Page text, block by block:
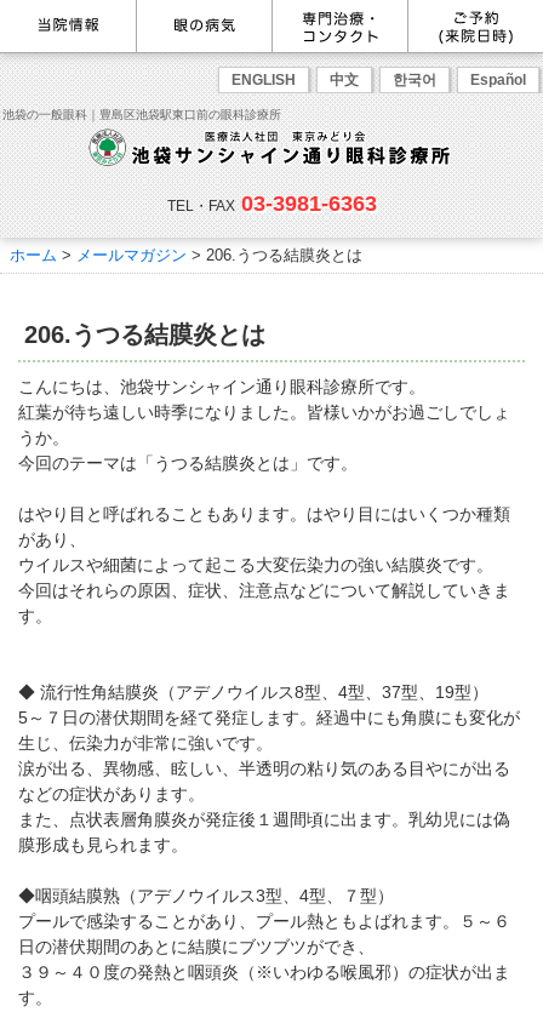
ENGLISH 中文 한국어 Español
池袋の一般眼科｜豊島区池袋駅東口前の眼科診療所
TEL・FAX 03-3981-6363
最新情報
感染症予防のための衛生環境整
備の取り組み
医師のご紹介
当院勤務医師のご紹介 ごあいさつ
院内の様子・設備
院内の様子 検査･治療･手術機器
診療のご案内・アクセス
アクセス
い
診察の流れ
リンク
よくある質問
診療報酬に関する院内掲示
メールマガジン
リクルート
パンフレットのダウンロード
眼の病気を調べる
病名から探す
症状から探す
目の構造から探す
主な眼科疾患
緑内障 網膜疾患
眼精疲労
ドライアイ
ものもらい
花粉症
白内障
アレルギー性結膜炎
コンタクトレンズ診
学校近視について
点眼液・眼軟膏について
眼科専門治療・特設ページ
緑内障専門治療ページ
角膜疾患専門治療ページ
ドライアイ専門治療ページ
網膜・硝子体専門治療ページ
黄斑疾患専門治療ページ
ぶどう膜炎専門治療ページ
白内障専門治療ページ
花粉症専門ページ
眼形成診療ページ
コンタクトレンズ診療
抗VEGF抗体療法
ボツリヌス療法
東口眼科医院)
コンタクトレンズ診療
コンタクトレンズの種類と特徴
しばらく眼科受診していない方
初めてコンタクトレンズを使う
コンタクトレンズトラブル
WEB予約(来院日時の設定)
一般眼科診療を予約
コンタクトレンズ診療を予約
緑内障専門治療を予約
角膜専門治療を予約
ドライアイ専門治療を予約
網膜・硝子体専門治療を予約
白内障専門治療を予約
白内障手術公開講座を予約
黄斑専門治療を予約
予約をキャンセルする
ご予約
ホーム > メールマガジン > 206.うつる結膜炎とは
206.うつる結膜炎とは
こんにちは、池袋サンシャイン通り眼科診療所です。
紅葉が待ち遠しい時季になりました。皆様いかがお過ごしでしょ
うか。
今回のテーマは「うつる結膜炎とは」です。
はやり目と呼ばれることもあります。はやり目にはいくつか種類
があり、
ウイルスや細菌によって起こる大変伝染力の強い結膜炎です。
今回はそれらの原因、症状、注意点などについて解説していきま
す。
◆ 流行性角結膜炎（アデノウイルス8型、4型、37型、19型）
5～７日の潜伏期間を経て発症します。経過中にも角膜にも変化が
生じ、伝染力が非常に強いです。
涙が出る、異物感、眩しい、半透明の粘り気のある目やにが出る
などの症状があります。
また、点状表層角膜炎が発症後１週間頃に出ます。乳幼児には偽
膜形成も見られます。
◆咽頭結膜熟（アデノウイルス3型、4型、７型）
プールで感染することがあり、プール熱ともよばれます。５～６
日の潜伏期間のあとに結膜にブツブツができ、
３９～４０度の発熱と咽頭炎（※いわゆる喉風邪）の症状が出ま
す。